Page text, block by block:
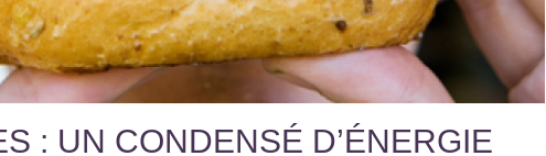
: UN CONDENSÉ D’ÉNERGIE